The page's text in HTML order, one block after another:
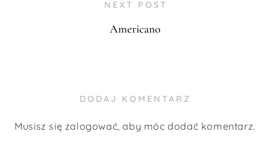
NEXT POST
Americano
DODAJ KOMENTARZ
Musisz się zalogować , aby móc dodać komentarz.